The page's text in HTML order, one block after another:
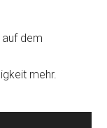
auf dem
mehr.